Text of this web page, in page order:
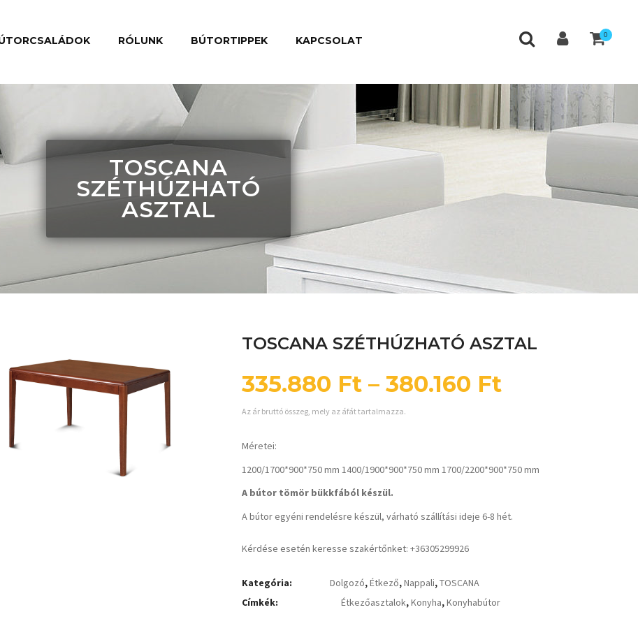
RÓLUNK BÚTORTIPPEK KAPCSOLAT 0
TOSCANA
SZÉTHÚZHATÓ
ASZTAL
TOSCANA SZÉTHÚZHATÓ ASZTAL
335.880 Ft – 380.160 Ft
Az ár bruttó összeg, mely az áfát tartalmazza.
Méretei:
1200/1700*900*750 mm 1400/1900*900*750 mm 1700/2200*900*750 mm
A bútor tömör bükkfából készül.
A bútor egyéni rendelésre készül, várható szállítási ideje 6-8 hét.
Kérdése esetén keresse szakértőnket: +36305299926
Kategória: Dolgozó,Étkező,Nappali,TOSCANA
Címkék:
Étkezőasztalok,Konyha,Konyhabútor